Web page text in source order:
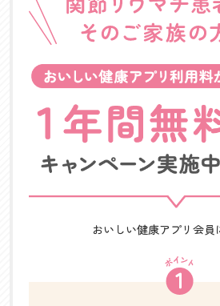
おいしい健康アプリ会員